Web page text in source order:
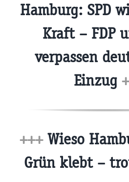
Hamburg: SPD
Kraft – FDP
verpassen
Einzug
+++Wieso
Grün klebt –